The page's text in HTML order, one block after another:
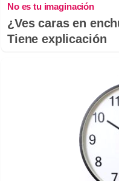
No es tu imaginación
¿Ves caras en
Tiene explicación